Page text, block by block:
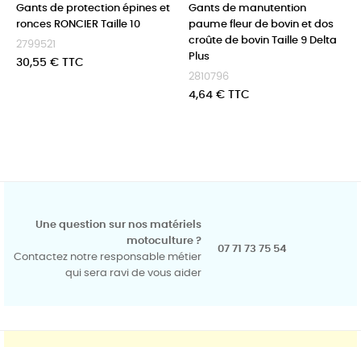
Gants de protection épines et
ronces RONCIER Taille 10
2799521
Prix
30,55 € TTC
Gants de manutention
paume fleur de bovin et dos
croûte de bovin Taille 9 Delta
Plus
2810796
Prix
4,64 € TTC
Une question sur nos matériels
motoculture ?
Contactez notre responsable métier
qui sera ravi de vous aider
07 71 73 75 54